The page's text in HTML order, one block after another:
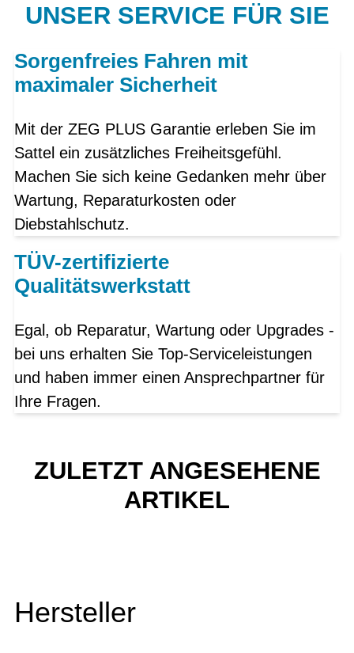
UNSER SERVICE FÜR SIE
Sorgenfreies Fahren mit
maximaler Sicherheit
Mit der ZEG PLUS Garantie erleben Sie im
Sattel ein zusätzliches Freiheitsgefühl.
Machen Sie sich keine Gedanken mehr über
Wartung, Reparaturkosten oder
Diebstahlschutz.
TÜV-zertifizierte
Qualitätswerkstatt
Egal, ob Reparatur, Wartung oder Upgrades -
bei uns erhalten Sie Top-Serviceleistungen
und haben immer einen Ansprechpartner für
Ihre Fragen.
ZULETZT ANGESEHENE
ARTIKEL
Hersteller